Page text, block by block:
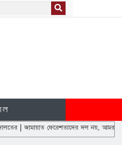
ফেরেশতাদের দল নয়, আমরাও মানুষ: ডা.